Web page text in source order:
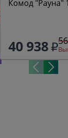
Комод "Рауна"
40 938